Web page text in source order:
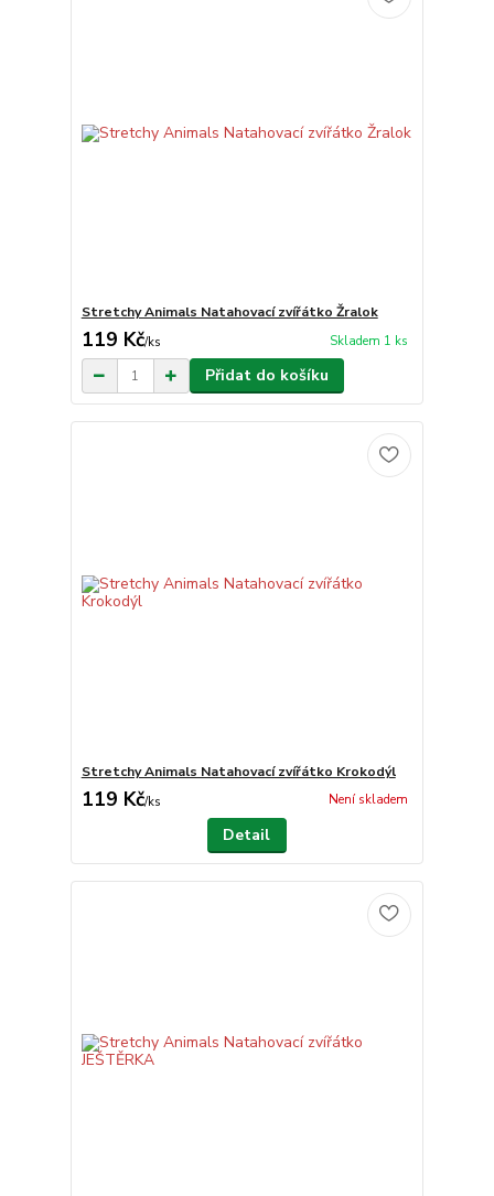
Stretchy Animals Natahovací zvířátko Žralok
119 Kč/ks Skladem 1 ks
Přidat do košíku
Stretchy Animals Natahovací zvířátko Krokodýl
119 Kč/ks Není skladem
Detail